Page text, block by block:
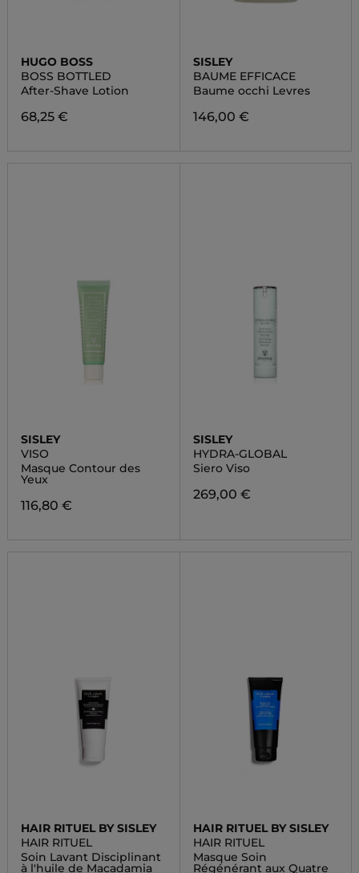
HUGO BOSS
BOSS BOTTLED
After-Shave Lotion
68,25 €
SISLEY
BAUME EFFICACE
Baume occhi Levres
146,00 €
SISLEY
VISO
Masque Contour des
Yeux
116,80 €
SISLEY
HYDRA-GLOBAL
Siero Viso
269,00 €
HAIR RITUEL BY SISLEY
HAIR RITUEL
Soin Lavant Disciplinant
à l'huile de Macadamia
HAIR RITUEL BY SISLEY
HAIR RITUEL
Masque Soin
Régénérant aux Quatre